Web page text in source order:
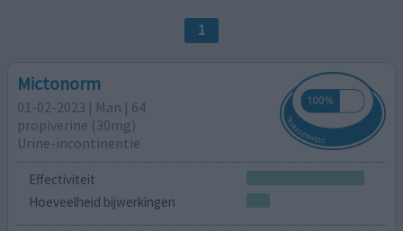
1
Mictonorm
01-02-2023 | Man | 64
propiverine (30mg)
Urine-incontinentie
Effectiviteit
Hoeveelheid bijwerkingen